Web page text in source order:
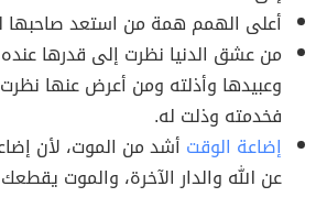
أعلى الهمم همة من استعد صاحبها
من عشق الدنيا نظرت إلى قدرها
وعبيدها وأذلته ومن أعرض عنها
فخدمته وذلت له.
إضاعة الوقت أشد من الموت، لأن
عن الله والدار الآخرة، والموت